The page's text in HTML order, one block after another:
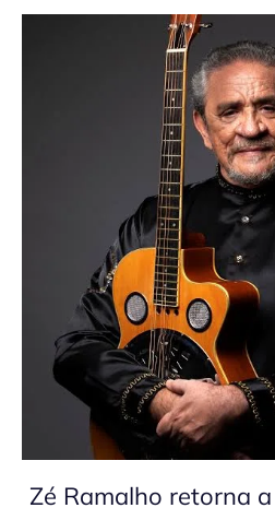
Zé Ramalho retorna